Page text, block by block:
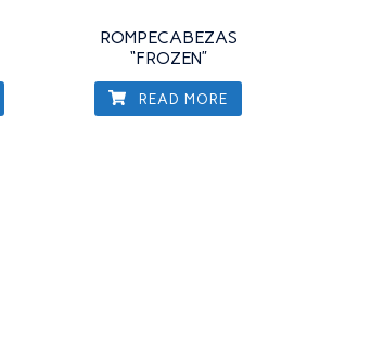
ROMPECABEZAS
“FROZEN”
READ MORE